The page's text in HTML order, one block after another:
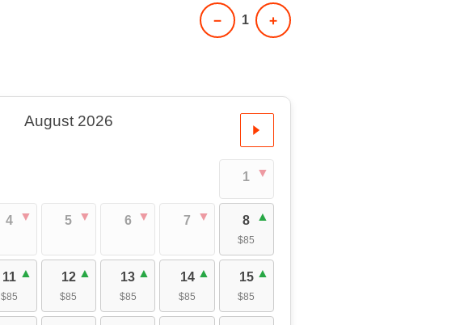
− 1 +
August 2026
1
4 5 6 7 8
$85
11
$85
12
$85
13
$85
14
$85
15
$85